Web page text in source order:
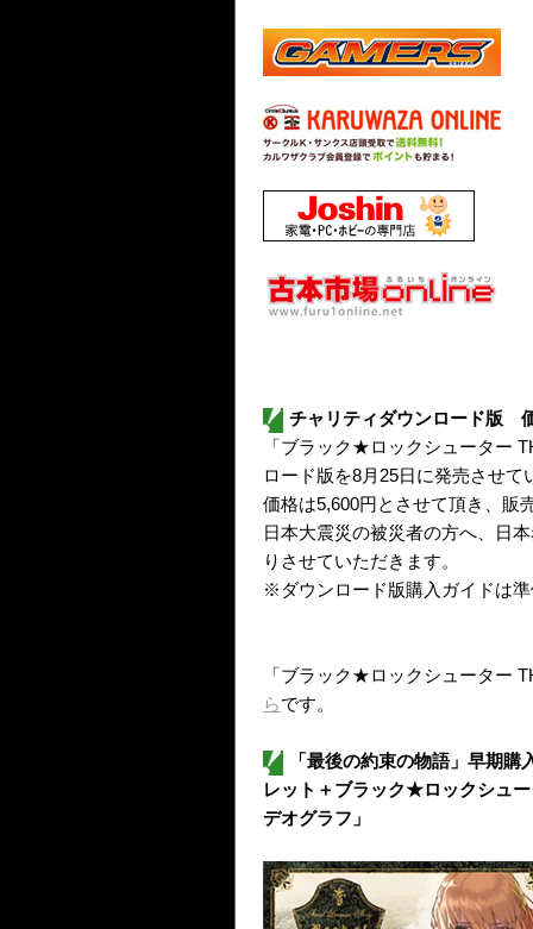
チャリティダウンロード版
「ブラック★ロックシューター
ロード版を8月25日に発売させて
価格は5,600円とさせて頂き、販
日本大震災の被災者の方へ、日
りさせていただきます。
※ダウンロード版購入ガイドは
「ブラック★ロックシューター
らです。
「最後の約束の物語」早期
レット＋ブラック★ロックシュ
デオグラフ」